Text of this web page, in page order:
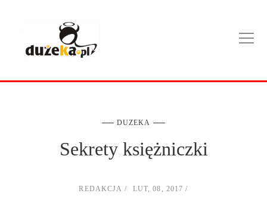
DUZEKA
Sekrety księżniczki
REDAKCJA LUT, 08, 2017